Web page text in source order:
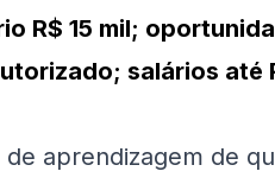
R$ 15 mil;
salários até
aprendizagem de